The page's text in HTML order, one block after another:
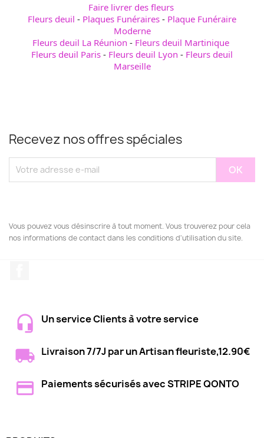
Faire livrer des fleurs
Fleurs deuil - Plaques Funéraires - Plaque Funéraire
Moderne
Fleurs deuil La Réunion - Fleurs deuil Martinique
Fleurs deuil Paris - Fleurs deuil Lyon - Fleurs deuil
Marseille
Recevez nos offres spéciales
Vous pouvez vous désinscrire à tout moment. Vous trouverez pour cela
nos informations de contact dans les conditions d'utilisation du site.
Un service Clients à votre service
Livraison 7/7J par un Artisan fleuriste,12.90€
Paiements sécurisés avec STRIPE QONTO